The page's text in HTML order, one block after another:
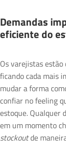
Demandas
eficiente do
Os varejistas
ficando cada mais
mudar a forma
confiar no feeling
estoque. Qualquer
em um momento
stockoutde